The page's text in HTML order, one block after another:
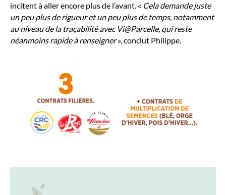
incitent à aller encore plus de l’avant. « Cela demande juste
un peu plus de rigueur et un peu plus de temps, notamment
au niveau de la traçabilité avec Vi@Parcelle, qui reste
néanmoins rapide à renseigner», conclut Philippe.